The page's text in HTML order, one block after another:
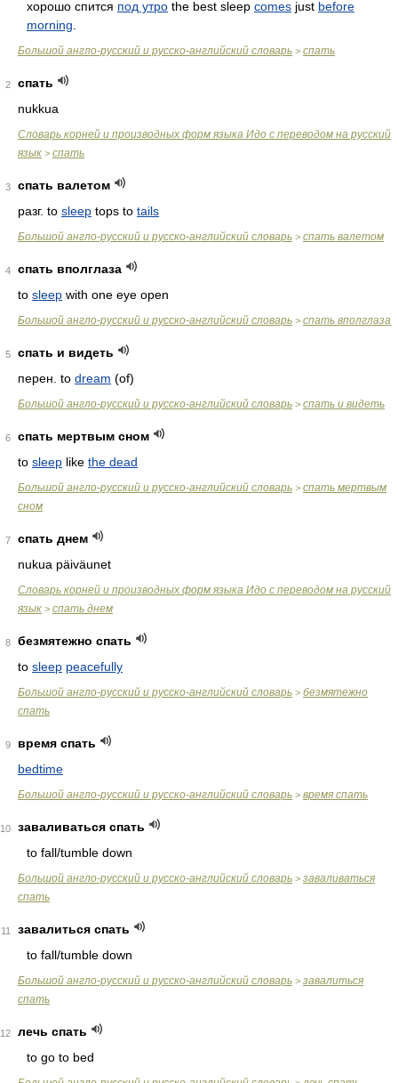
хорошо спится под утро the best sleep comes just before
morning
Большой англо-русский и русско-английский словарь > спать
2
спать
nukkua
Словарь корней и производных форм языка Идо с переводом на русский
язык > спать
3
спать валетом
разг. to sleep tops to tails
Большой англо-русский и русско-английский словарь > спать валетом
4
спать вполглаза
to sleep with one eye open
Большой англо-русский и русско-английский словарь > спать вполглаза
5
спать и видеть
перен. to dream (of)
Большой англо-русский и русско-английский словарь > спать и видеть
6
спать мертвым сном
to sleep like the dead
Большой англо-русский и русско-английский словарь > спать мертвым
сном
7
спать днем
nukua päiväunet
Словарь корней и производных форм языка Идо с переводом на русский
язык > спать днем
8
безмятежно спать
to sleep peacefully
Большой англо-русский и русско-английский словарь > безмятежно
спать
9
время спать
bedtime
Большой англо-русский и русско-английский словарь > время спать
10
заваливаться спать
to fall/tumble down
Большой англо-русский и русско-английский словарь > заваливаться
спать
11
завалиться спать
to fall/tumble down
Большой англо-русский и русско-английский словарь > завалиться
спать
12
лечь спать
to go to bed